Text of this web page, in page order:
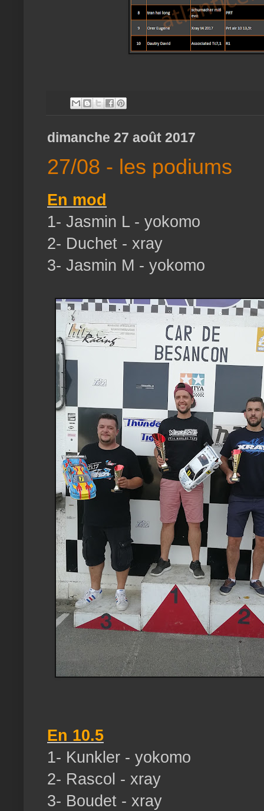
dimanche 27 août 2017
27/08 - les podiums
En mod
1- Jasmin L - yokomo
2- Duchet - xray
3- Jasmin M - yokomo
En 10.5
1- Kunkler - yokomo
2- Rascol - xray
3- Boudet - xray